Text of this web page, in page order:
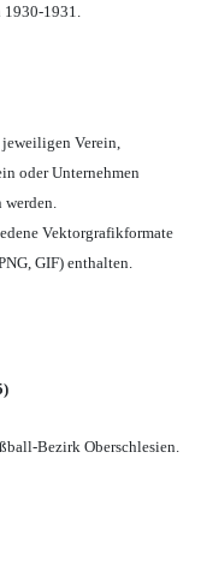
1931.
Verein,
oder Unternehmen
werden.
Vektorgrafikformate
GIF) enthalten.
Bezirk Oberschlesien.